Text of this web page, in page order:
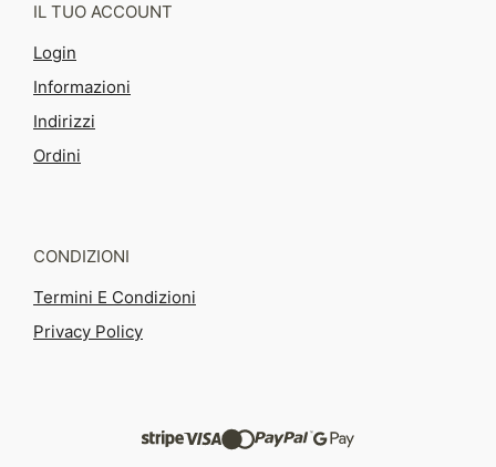
IL TUO ACCOUNT
Login
Informazioni
Indirizzi
Ordini
CONDIZIONI
Termini E Condizioni
Privacy Policy